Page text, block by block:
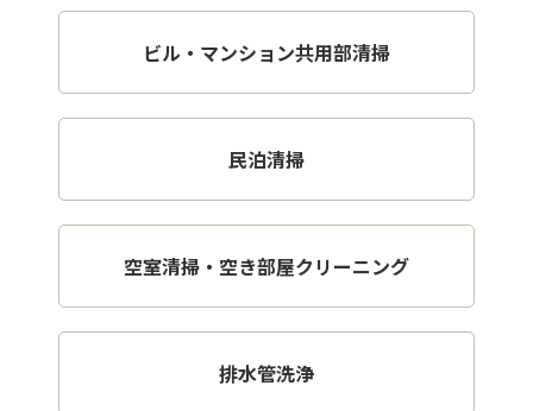
ビル・マンション共用部清掃
民泊清掃
空室清掃・空き部屋クリーニング
排水管洗浄